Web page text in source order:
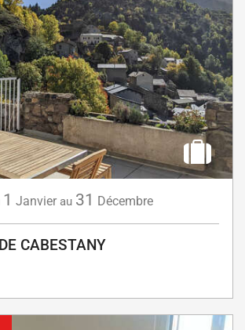
1 Janvier au 31 Décembre
CABESTANY